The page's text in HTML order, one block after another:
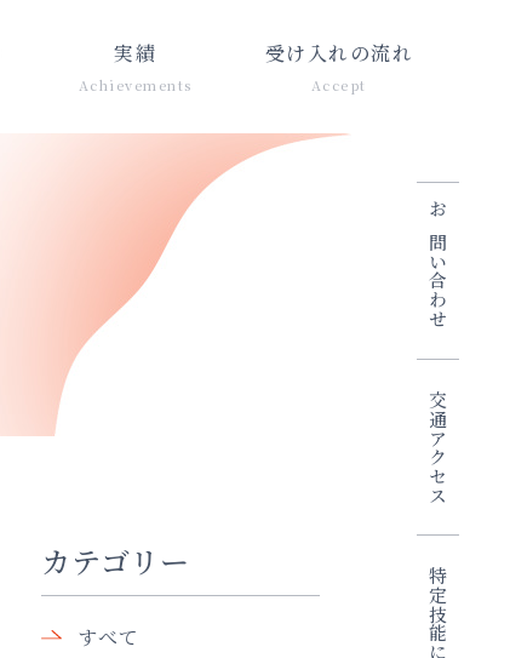
実績
Achievements
受け入れの流れ
Accept
お問い合わせ
交通アクセス
カテゴリー
すべて